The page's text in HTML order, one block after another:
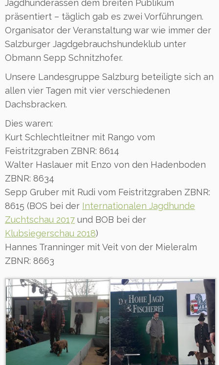
Jagdhunderassen dem breiten Publikum
präsentiert – täglich gab es zwei Vorführungen.
Organisator der Veranstaltung war wie immer der
Salzburger Jagdgebrauchshundeklub unter
Obmann Sepp Schnitzhofer.
Unsere Landesgruppe Salzburg beteiligte sich an
allen vier Tagen mit vier verschiedenen
Dachsbracken.
Dies waren:
Kurt Schlechtleitner mit Rango vom
Feistritzgraben ZBNR: 8614
Walter Haslauer mit Enzo von den Hadenboden
ZBNR: 8634
Sepp Gruber mit Rudi vom Feistritzgraben ZBNR:
8615 (BOS bei der Internationalen Jagdhunde
Zuchtschau 2017 und BOB bei der
Klubsiegerschau 2018)
Hannes Tranninger mit Veit von der Mieleralm
ZBNR: 8663